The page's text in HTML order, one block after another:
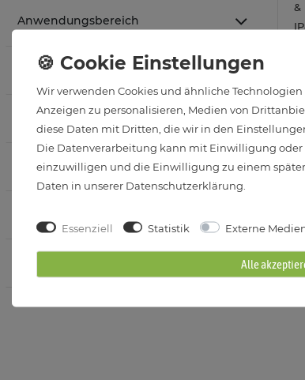
Anwendungsbereich
Material
Abstrahlwinkel in Grad
Leuchtrichtung
&
Wir verwenden Cookies und ähnliche
Anzeigen zu personalisieren, Medien von
diese Daten mit Dritten, die wir in den
Die Datenverarbeitung kann mit Einwilligung oder
einzuwilligen und die Einwilligung zu einem
Daten in unserer Daten­schutz­erklärung
Essenziell Statistik Externe
Alle